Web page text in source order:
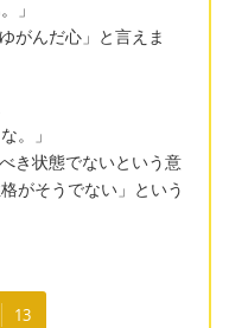
」
んだ心」と言えま
。」
き状態でないという意
がそうでない」という
13